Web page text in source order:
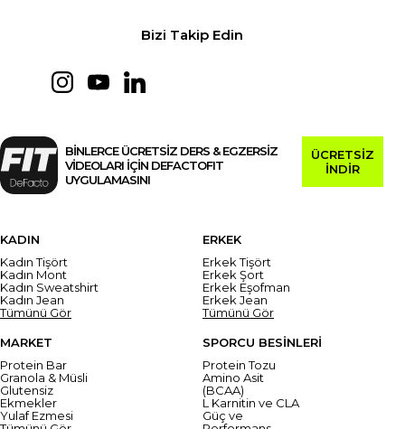
Bizi Takip Edin
BİNLERCE ÜCRETSİZ DERS & EGZERSİZ
VİDEOLARI İÇİN DEFACTOFIT
UYGULAMASINI
ÜCRETSİZ
İNDİR
KADIN
Kadın Tişört
Kadın Mont
Kadın Sweatshirt
Kadın Jean
Tümünü Gör
ERKEK
Erkek Tişört
Erkek Şort
Erkek Eşofman
Erkek Jean
Tümünü Gör
MARKET
Protein Bar
Granola & Müsli
Glutensiz
Ekmekler
Yulaf Ezmesi
SPORCU BESİNLERİ
Protein Tozu
Amino Asit
(BCAA)
L Karnitin ve CLA
Güç ve